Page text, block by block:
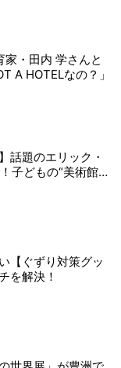
家・田内 学さんと
A HOTELなの？」
話題のエリック・
子どもの“美術館デ
【ぐずり対策グッ
を解決！